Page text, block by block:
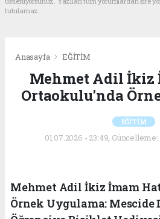
tutulamaz.
Anasayfa EĞİTİM
Mehmet Adil İkiz
Ortaokulu'nda
EĞİTİM
01.07.2026 - 23:49,
Mehmet Adil İkiz İmam
Örnek Uygulama: Mescide